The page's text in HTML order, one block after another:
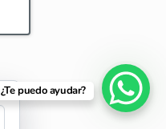
¿Te puedo ayudar?